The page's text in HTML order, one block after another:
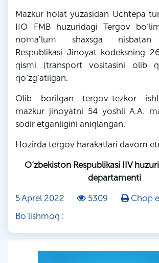
Mazkur holat yuzasidan Uchtepa
IIO
FMBhuzuridagi Tergov
nomaʼlum shaxsga nisbatan
Respublikasi Jinoyat kodeksning
qismi (transport vositasini olib
qo‘zg‘atilgan.
Olib borilgan tergov-tezkor
mazkur jinoyatni 54 yoshli A.A.
sodir etganligini aniqlangan.
Hozirda tergov harakatlari davom
O‘zbekiston Respublikasi IIV
departamenti
5 Aprel 2022
5309
Chop
Bo'lishmoq :